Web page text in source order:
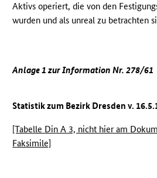
Aktivs operiert, die von den
wurden und als unreal zu betrachten
Anlage 1 zur Information Nr. 278/61
Statistik zum Bezirk Dresden v.
[Tabelle Din A 3, nicht hier am
Faksimile]